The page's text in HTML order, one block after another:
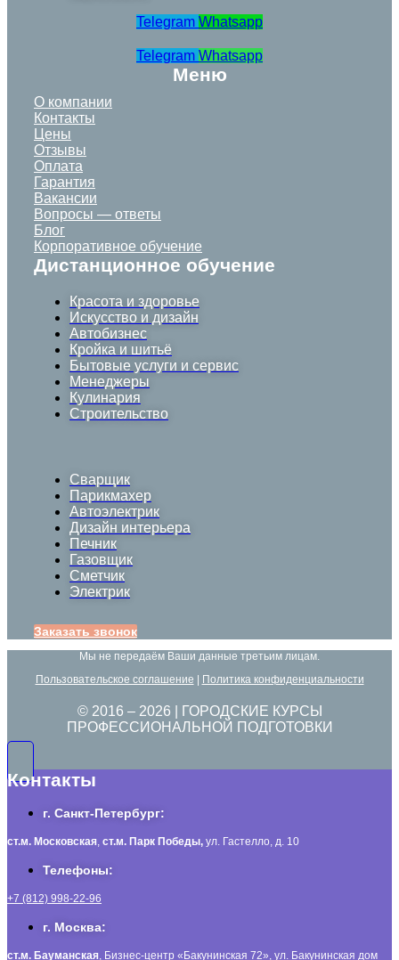
Telegram Whatsapp
Telegram Whatsapp
Меню
О компании
Контакты
Цены
Отзывы
Оплата
Гарантия
Вакансии
Вопросы — ответы
Блог
Корпоративное обучение
Дистанционное обучение
Красота и здоровье
Искусство и дизайн
Автобизнес
Кройка и шитьё
Бытовые услуги и сервис
Менеджеры
Кулинария
Строительство
Сварщик
Парикмахер
Автоэлектрик
Дизайн интерьера
Печник
Газовщик
Сметчик
Электрик
Заказать звонок
Мы не передаём Ваши данные третьим лицам.
Пользовательское соглашение | Политика конфиденциальности
© 2016 – 2026 | ГОРОДСКИЕ КУРСЫ
ПРОФЕССИОНАЛЬНОЙ ПОДГОТОВКИ
Контакты
г. Санкт-Петербург:
ст.м. Московская ст.м. Парк Победы, ул. Гастелло, д. 10
Телефоны:
+7 (812) 998-22-96
г. Москва:
ст.м. Бауманская , Бизнес-центр «Бакунинская 72», ул. Бакунинская дом